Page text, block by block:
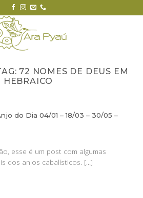
72 NOMES DE DEUS EM
HEBRAICO
do Dia 04/01 – 18/03 – 30/05 –
esse é um post com algumas
dos anjos cabalísticos. [...]